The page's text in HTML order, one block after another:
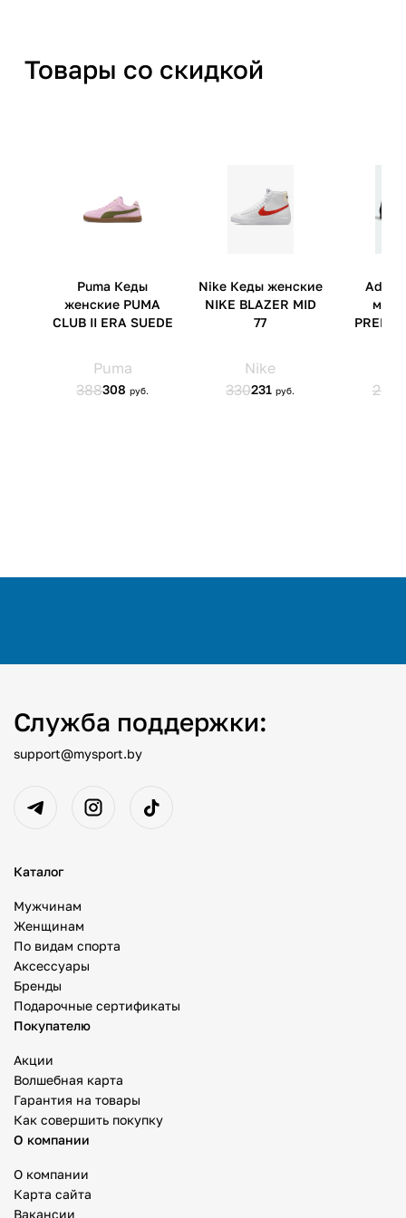
Товары со скидкой
Служба поддержки:
support@mysport.by
Каталог
Мужчинам
Женщинам
По видам спорта
Аксессуары
Бренды
Подарочные сертификаты
Покупателю
Акции
Волшебная карта
Гарантия на товары
Как совершить покупку
О компании
О компании
Карта сайта
Вакансии